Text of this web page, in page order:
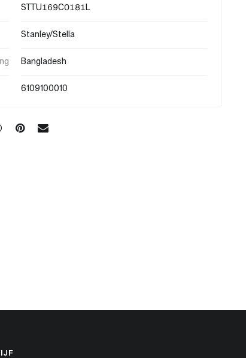
STTU169C0181L
Stanley/Stella
Bangladesh
6109100010